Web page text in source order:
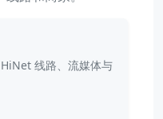
线路、流媒体与